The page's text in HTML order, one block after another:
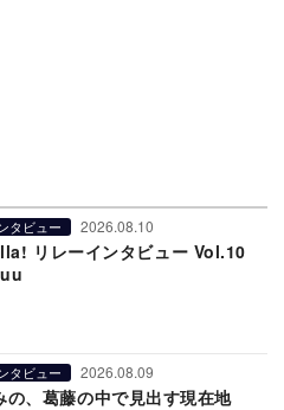
タビュー 2026.08.10
リレーインタビュー Vol.10
タビュー 2026.08.09
の、葛藤の中で見出す現在地